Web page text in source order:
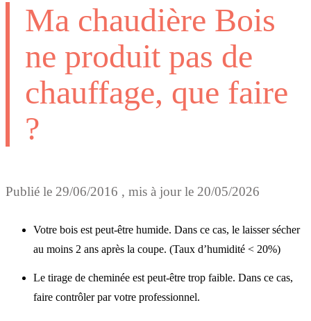
Ma chaudière Bois
ne produit pas de
chauffage, que faire
?
Publié le 29/06/2016 , mis à jour le 20/05/2026
Votre bois est peut-être humide. Dans ce cas, le laisser sécher
au moins 2 ans après la coupe. (Taux d’humidité < 20%)
Le tirage de cheminée est peut-être trop faible. Dans ce cas,
faire contrôler par votre professionnel.